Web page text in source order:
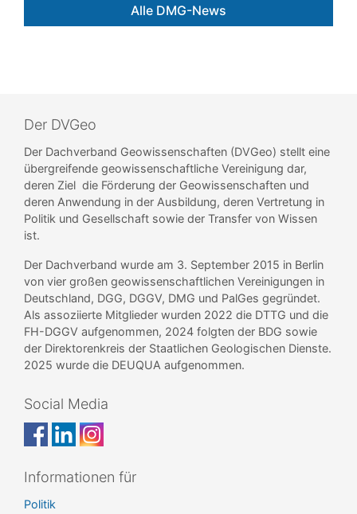
Alle DMG-News
Der DVGeo
Der Dachverband Geowissenschaften (DVGeo) stellt eine
übergreifende geowissenschaftliche Vereinigung dar,
deren Ziel die Förderung der Geowissenschaften und
deren Anwendung in der Ausbildung, deren Vertretung in
Politik und Gesellschaft sowie der Transfer von Wissen
ist.
Der Dachverband wurde am 3. September 2015 in Berlin
von vier großen geowissenschaftlichen Vereinigungen in
Deutschland, DGG, DGGV, DMG und PalGes gegründet.
Als assoziierte Mitglieder wurden 2022 die DTTG und die
FH-DGGV aufgenommen, 2024 folgten der BDG sowie
der Direktorenkreis der Staatlichen Geologischen Dienste.
2025 wurde die DEUQUA aufgenommen.
Social Media
Informationen für
Politik